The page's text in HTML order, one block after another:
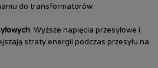
do transformatorów
. Wyższe napięcia przesyłowe i
straty energii podczas przesyłu na